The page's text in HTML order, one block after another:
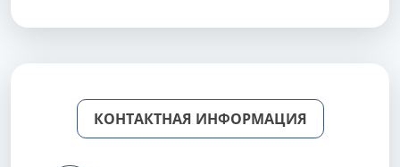
КОНТАКТНАЯ ИНФОРМАЦИЯ